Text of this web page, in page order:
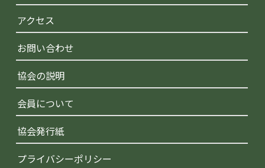
アクセス
お問い合わせ
協会の説明
会員について
協会発行紙
プライバシーポリシー